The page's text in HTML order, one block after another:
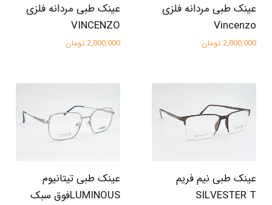
عینک طبی مردانه فلزی
Vincenzo
2,800,000 تومان
عینک طبی مردانه فلزی
VINCENZO
2,800,000 تومان
عینک طبی نیم فریم
SILVESTER T
عینک طبی تیتانیوم
LUMINOUSفوق سبک